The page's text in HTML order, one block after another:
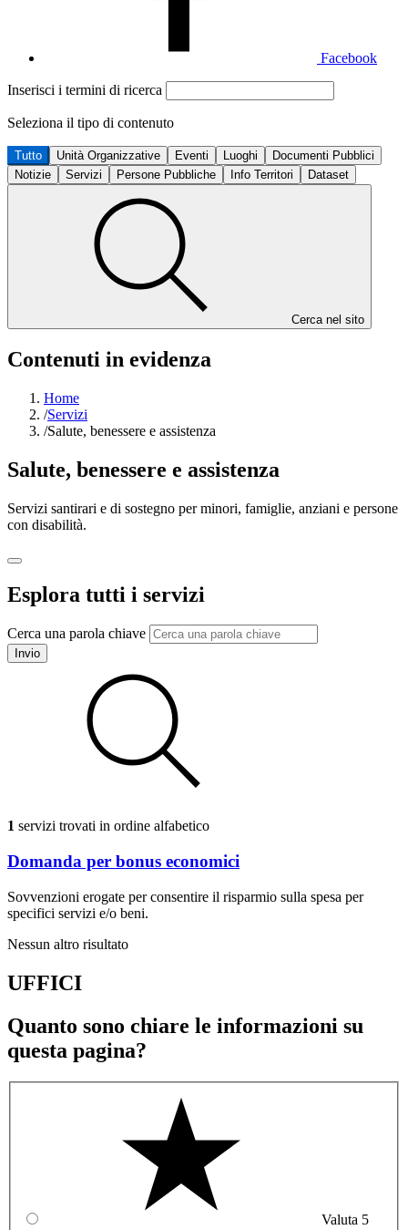
Facebook
Inserisci i termini di ricerca
Seleziona il tipo di contenuto
Tutto Unità Organizzative Eventi Luoghi
Documenti Pubblici
Notizie
Servizi Persone Pubbliche Info Territori Dataset
Cerca nel sito
Contenuti in evidenza
Home
/Servizi
/Salute, benessere e assistenza
Salute, benessere e assistenza
Servizi santirari e di sostegno per minori, famiglie, anziani e persone
con disabilità.
Esplora tutti i servizi
Cerca una parola chiave
Invio
1 servizi trovati in ordine alfabetico
Domanda per bonus economici
Sovvenzioni erogate per consentire il risparmio sulla spesa per
specifici servizi e/o beni.
Nessun altro risultato
UFFICI
Quanto sono chiare le informazioni su
questa pagina?
Valuta 5